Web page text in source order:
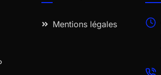
Mentions légales